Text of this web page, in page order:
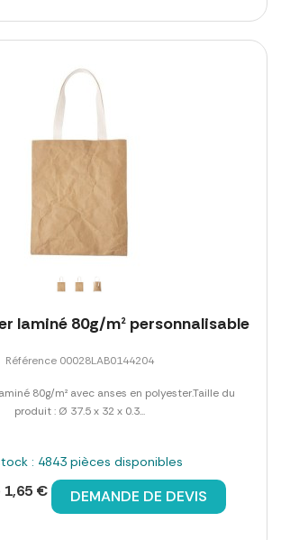
laminé 80g/m² personnalisable
Référence 00028LAB0144204
80g/m² avec anses en polyester.Taille du
produit : Ø 37.5 x 32 x 0.3...
: 4843 pièces disponibles
1,65 € DEMANDE DE DEVIS